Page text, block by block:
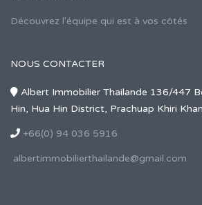
Découvrez l'équipe qui est à vos côtés
NOUS CONTACTER
Albert Immobilier Thailande 136/447
Hin, Hua Hin District, Prachuap Khiri
+66(0) 94 036 5916
albertimmobilierthailande@gmail.com